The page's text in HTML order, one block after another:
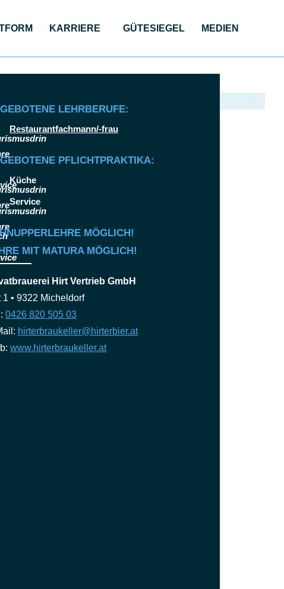
KAR­RIE­RE GÜTE­SIE­GEL MEDI­EN
LEHRBERUFE:
Restaurantfachmann/-frau
PFLICHTPRAKTIKA:
Küche
Service
MÖGLICH!
MIT MATURA MÖGLICH!
Hirt Vertrieb GmbH
1 • 9322 Micheldorf
0426 820 505 03
hirterbraukeller@hirterbier.at
www.hirterbraukeller.at